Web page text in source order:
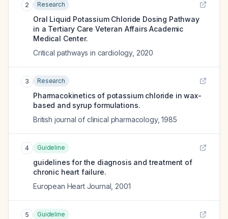
2 Research
Oral Liquid Potassium Chloride Dosing Pathway
in a Tertiary Care Veteran Affairs Academic
Medical Center.
Critical pathways in cardiology, 2020
3 Research
Pharmacokinetics of potassium chloride in wax-
based and syrup formulations.
British journal of clinical pharmacology,1985
4 Guideline
guidelines for the diagnosis and treatment of
chronic heart failure.
European Heart Journal 2001
5 Guideline